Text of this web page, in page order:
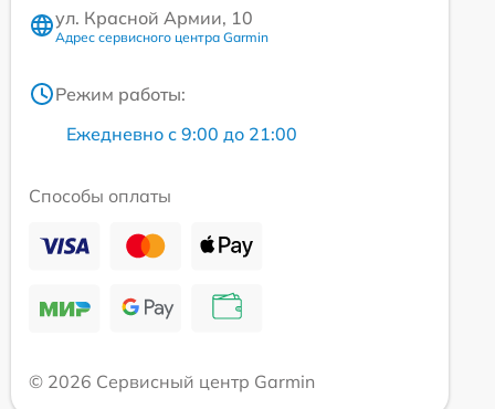
ул. Красной Армии, 10
Адрес сервисного центра Garmin
Режим работы:
Ежедневно с 9:00 до 21:00
Способы оплаты
© 2026 Сервисный центр Garmin